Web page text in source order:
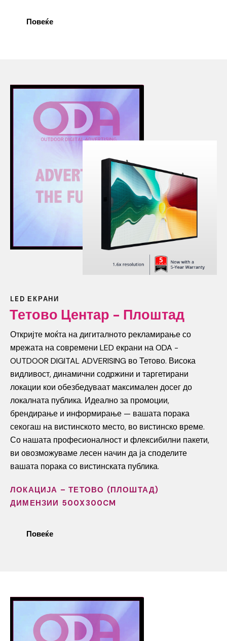
Повеќе
LED ЕКРАНИ
Тетово Центар - Плоштад
Откријте моќта на дигиталното рекламирање со
мрежата на современи LED екрани на ODA -
OUTDOOR DIGITAL ADVERISING во Тетово. Висока
видливост, динамични содржини и таргетирани
локации кои обезбедуваат максимален досег до
локалната публика. Идеално за промоции,
брендирање и информирање — вашата порака
секогаш на вистинското место, во вистинско време.
Со нашата професионалност и флексибилни пакети,
ви овозможуваме лесен начин да ја споделите
вашата порака со вистинската публика.
ЛОКАЦИЈА – ТЕТОВО (ПЛОШТАД)
ДИМЕНЗИИ 500X300CM
Повеќе